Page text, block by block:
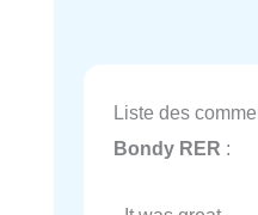
Liste des
Bondy RER :